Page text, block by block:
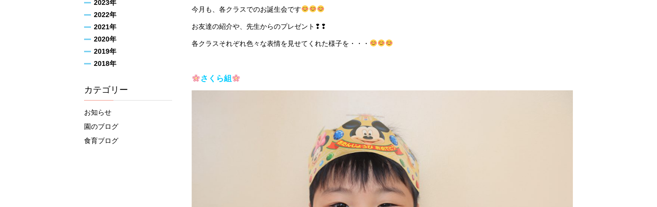
今月も、各クラスでのお誕生会です
お友達の紹介や、先生からのプレゼント❢❢
各クラスそれぞれ色々な表情を見せてくれた様子を・・・
さくら組
2023年
2022年
2021年
2020年
2019年
2018年
カテゴリー
お知らせ
園のブログ
食育ブログ